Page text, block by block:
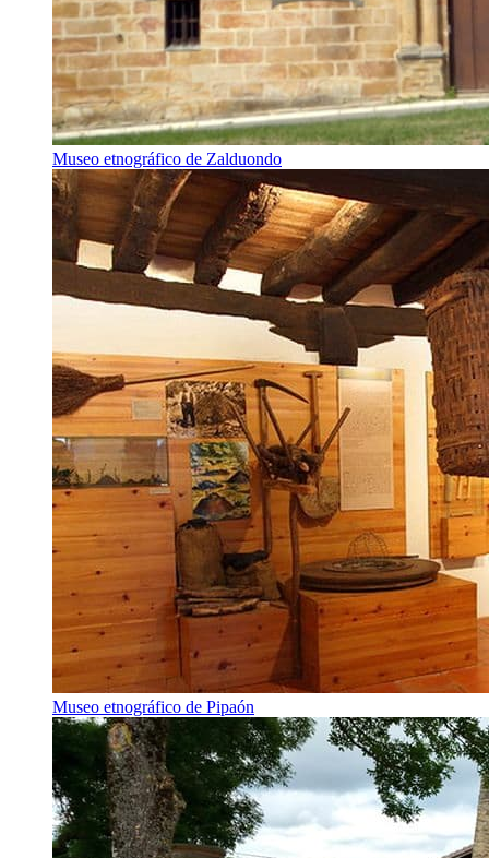
Museo etnográfico de Zalduondo
Museo etnográfico de Pipaón